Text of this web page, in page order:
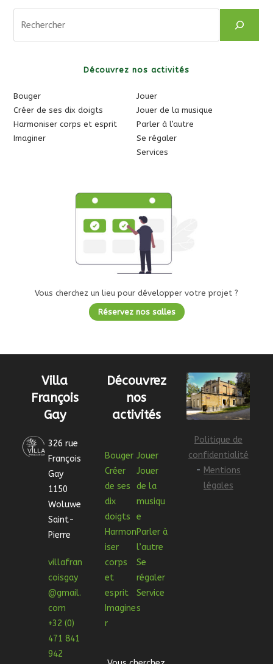
Découvrez nos activités
Bouger
Créer de ses dix doigts
Harmoniser corps et esprit
Imaginer
Jouer
Jouer de la musique
Parler à l’autre
Se régaler
Services
Vous cherchez un lieu pour développer votre projet ?
Réservez nos salles
Villa
François
Gay
326 rue
François
Gay
1150
Woluwe
Saint-
Pierre
villafran
coisgay
@gmail.
com
+32 (0)
471 841
942
Découvrez
nos
activités
Bouger
Créer
de ses
dix
doigts
Harmon
iser
corps
et
esprit
Imagine
r
Jouer
Jouer
de la
musiqu
e
Parler à
l’autre
Se
régaler
Service
s
Politique de
confidentialité
- Mentions
légales